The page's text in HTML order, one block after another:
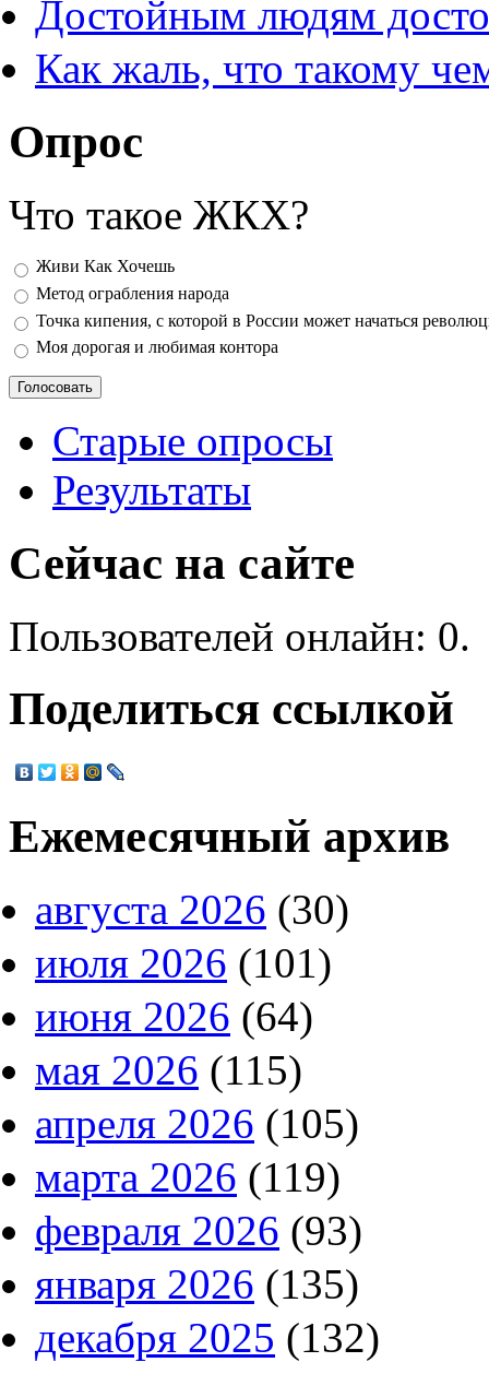
Достойным людям
Как жаль, что такому
Опрос
Что такое ЖКХ?
Варианты
Живи Как Хочешь
Метод ограбления народа
Точка кипения, с которой в России может начаться
Моя дорогая и любимая контора
Старые опросы
Результаты
Сейчас на сайте
Пользователей онлайн: 0.
Поделиться ссылкой
Ежемесячный архив
августа 2026 (30)
июля 2026 (101)
июня 2026 (64)
мая 2026 (115)
апреля 2026 (105)
марта 2026 (119)
февраля 2026 (93)
января 2026 (135)
декабря 2025 (132)